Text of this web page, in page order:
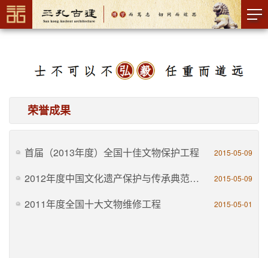
荣誉成果
首届（2013年度）全国十佳文物保护工程 2015-05-09
2012年度中国文化遗产保护与传承典范单位 2015-05-09
2011年度全国十大文物维修工程 2015-05-01